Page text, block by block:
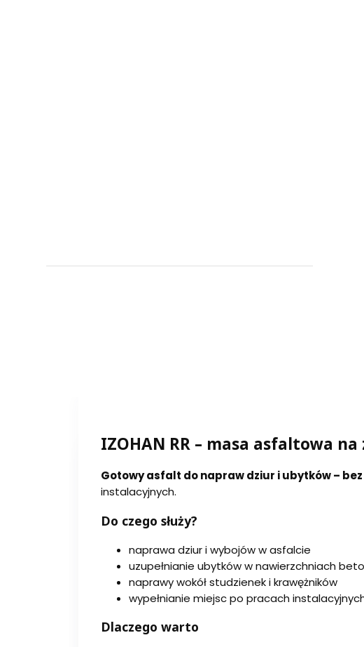
IZOHAN RR – masa asfaltowa
Gotowy asfalt do napraw dziur i ubytków –
instalacyjnych.
Do czego służy?
naprawa dziur i wybojów w asfalcie
uzupełnianie ubytków w nawierzchniach
naprawy wokół studzienek i krawężników
wypełnianie miejsc po pracach
Dlaczego warto